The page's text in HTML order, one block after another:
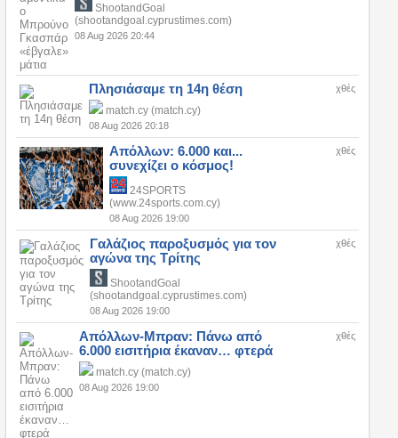
ShootandGoal
(shootandgoal.cyprustimes.com)
08 Aug 2026 20:44
Πλησιάσαμε τη 14η θέση
match.cy (match.cy)
08 Aug 2026 20:18
χθές
Απόλλων: 6.000 και...
συνεχίζει ο κόσμος!
24SPORTS
(www.24sports.com.cy)
08 Aug 2026 19:00
χθές
Γαλάζιος παροξυσμός για τον
αγώνα της Τρίτης
ShootandGoal
(shootandgoal.cyprustimes.com)
08 Aug 2026 19:00
χθές
Απόλλων-Μπραν: Πάνω από
6.000 εισιτήρια έκαναν… φτερά
match.cy (match.cy)
08 Aug 2026 19:00
χθές